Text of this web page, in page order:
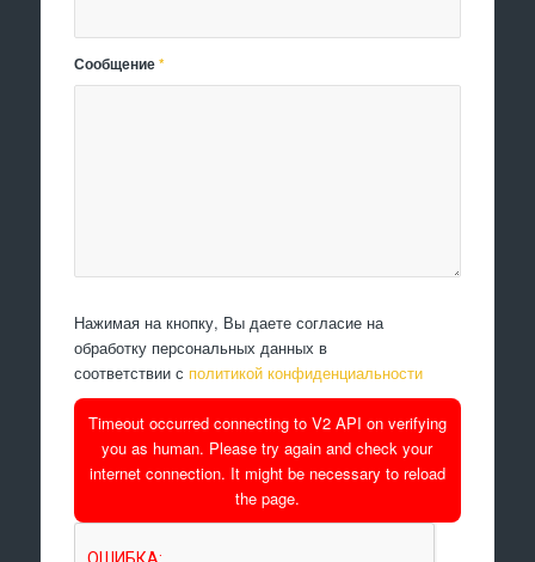
Сообщение*
Нажимая на кнопку, Вы даете согласие на
обработку персональных данных в
соответствии с политикой конфиденциальности
Timeout occurred connecting to V2 API on verifying
you as human. Please try again and check your
internet connection. It might be necessary to reload
the page.